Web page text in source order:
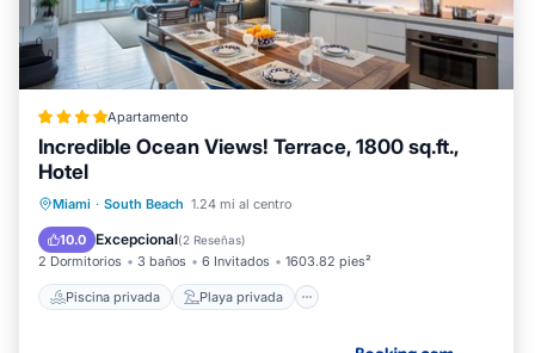
Apartamento
Incredible Ocean Views! Terrace, 1800 sq.ft.,
Hotel
Miami · South Beach 1.24 mi al centro
10.0 Excepcional(2 Reseñas)
2 Dormitorios 3 baños 6 Invitados 1603.82 pies²
Piscina privada Playa privada
Piscina privada
Playa privada
Frente al mar